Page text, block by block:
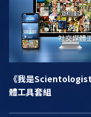
《我是Scientologist
體工具套組